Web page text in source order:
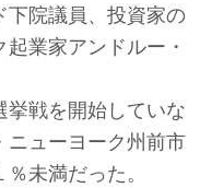
下院議員、投資家の
起業家アンドルー・
戦を開始していな
ニューヨーク州前市
未満だった。